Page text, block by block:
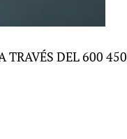
TRAVÉS DEL 600 450